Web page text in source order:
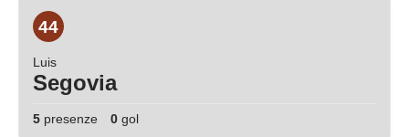
44
Luis
Segovia
5 presenze 0 gol